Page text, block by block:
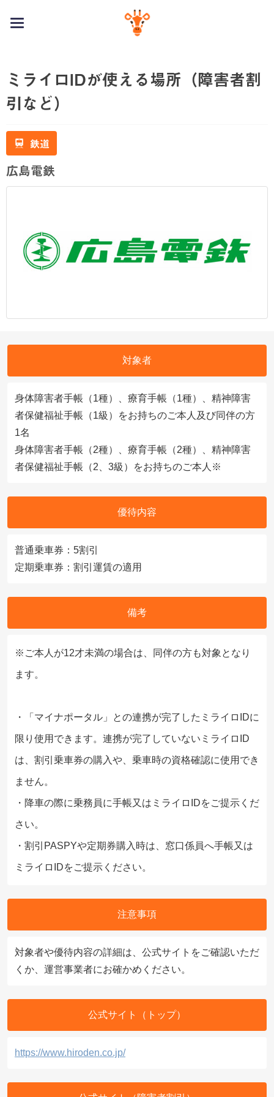
toggle
ミライロIDが使える場所（障害者割
引など）
鉄道
広島電鉄
対象者
身体障害者手帳（1種）、療育手帳（1種）、精神障害
者保健福祉手帳（1級）をお持ちのご本人及び同伴の方
1名
身体障害者手帳（2種）、療育手帳（2種）、精神障害
者保健福祉手帳（2、3級）をお持ちのご本人※
優待内容
普通乗車券：5割引
定期乗車券：割引運賃の適用
備考
※ご本人が12才未満の場合は、同伴の方も対象となり
ます。
・「マイナポータル」との連携が完了したミライロIDに
限り使用できます。連携が完了していないミライロID
は、割引乗車券の購入や、乗車時の資格確認に使用でき
ません。
・降車の際に乗務員に手帳又はミライロIDをご提示くだ
さい。
・割引PASPYや定期券購入時は、窓口係員へ手帳又は
ミライロIDをご提示ください。
注意事項
対象者や優待内容の詳細は、公式サイトをご確認いただ
くか、運営事業者にお確かめください。
公式サイト（トップ）
https://www.hiroden.co.jp/